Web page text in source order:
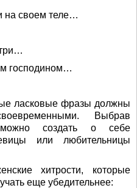
на своем теле…
господином…
ласковые фразы должны
Выбрав
создать о себе
или любительницы
хитрости, которые
еще убедительнее: